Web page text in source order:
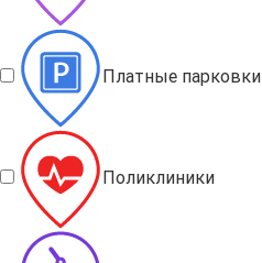
Платные парковки
Поликлиники